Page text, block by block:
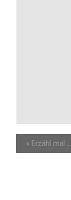
« Erzähl mal …